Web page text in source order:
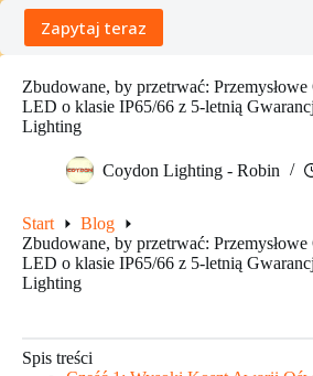
Skip
content
Zapytaj teraz
Zbudowane, by przetrwać:
LED o klasie IP65/66 z 5-letnią
Lighting
Coydon Lighting - Robin
Start
Blog
Zbudowane, by przetrwać:
LED o klasie IP65/66 z 5-letnią
Lighting
Spis treści